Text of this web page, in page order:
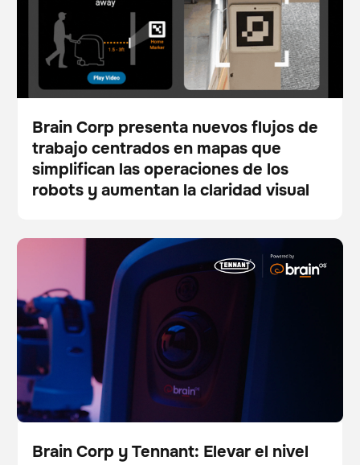
Pulse
Brain Corp presenta nuevos flujos de
trabajo centrados en mapas que
simplifican las operaciones de los
robots y aumentan la claridad visual
Brain Corp y Tennant: Elevar el nivel de servicio de los
robots en EE.UU. y Canadá
Fregadora
Cuidado del suelo
Brain Corp y Tennant: Elevar el nivel